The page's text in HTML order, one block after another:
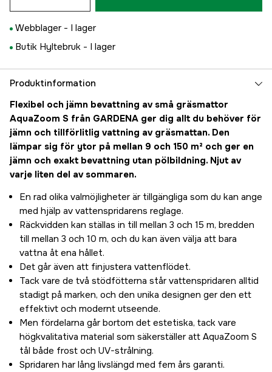
Webblager - I lager
Butik Hyltebruk - I lager
Produktinformation
Flexibel och jämn bevattning av små gräsmattor
AquaZoom S från GARDENA ger dig allt du behöver för
jämn och tillförlitlig vattning av gräsmattan. Den
lämpar sig för ytor på mellan 9 och 150 m² och ger en
jämn och exakt bevattning utan pölbildning. Njut av
varje liten del av sommaren.
En rad olika valmöjligheter är tillgängliga som du kan ange
med hjälp av vattenspridarens reglage.
Räckvidden kan ställas in till mellan 3 och 15 m, bredden
till mellan 3 och 10 m, och du kan även välja att bara
vattna åt ena hållet.
Det går även att finjustera vattenflödet.
Tack vare de två stödfötterna står vattenspridaren alltid
stadigt på marken, och den unika designen ger den ett
effektivt och modernt utseende.
Men fördelarna går bortom det estetiska, tack vare
högkvalitativa material som säkerställer att AquaZoom S
tål både frost och UV-strålning.
Spridaren har lång livslängd med fem års garanti.